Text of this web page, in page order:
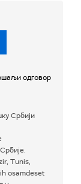
одговор
Србији
Tunis,
osamdeset